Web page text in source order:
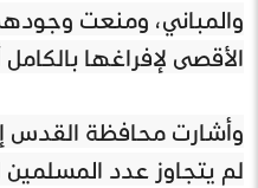
والمباني، ومنعت
الأقصى لإفراغها
وأشارت محافظة القدس
لم يتجاوز عدد